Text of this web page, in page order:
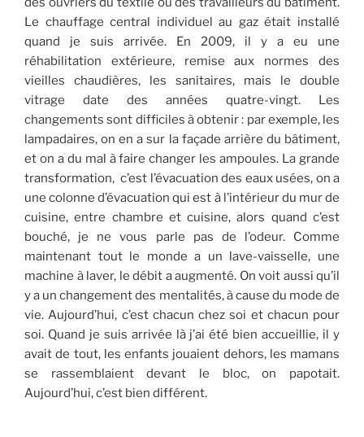
Le chauffage central individuel au gaz était installé
quand je suis arrivée. En 2009, il y a eu une
réhabilitation extérieure, remise aux normes des
vieilles chaudières, les sanitaires, mais le double
vitrage date des années quatre-vingt. Les
changements sont difficiles à obtenir : par exemple, les
lampadaires, on en a sur la façade arrière du bâtiment,
et on a du mal à faire changer les ampoules. La grande
transformation, c’est l’évacuation des eaux usées, on a
une colonne d’évacuation qui est à l’intérieur du mur de
cuisine, entre chambre et cuisine, alors quand c’est
bouché, je ne vous parle pas de l’odeur. Comme
maintenant tout le monde a un lave-vaisselle, une
machine à laver, le débit a augmenté. On voit aussi qu’il
y a un changement des mentalités, à cause du mode de
vie. Aujourd’hui, c’est chacun chez soi et chacun pour
soi. Quand je suis arrivée là j’ai été bien accueillie, il y
avait de tout, les enfants jouaient dehors, les mamans
se rassemblaient devant le bloc, on papotait.
Aujourd’hui, c’est bien différent.